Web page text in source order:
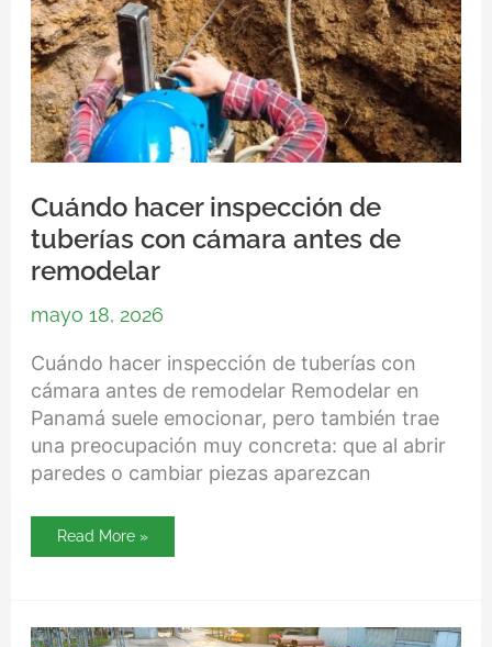
Cuándo hacer inspección de
tuberías con cámara antes de
remodelar
mayo 18, 2026
Cuándo hacer inspección de tuberías con
cámara antes de remodelar Remodelar en
Panamá suele emocionar, pero también trae
una preocupación muy concreta: que al abrir
paredes o cambiar piezas aparezcan
Read More »
Frecuencia